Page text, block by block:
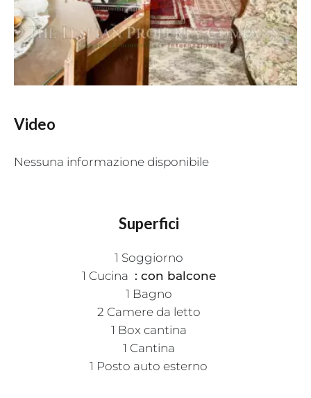
Video
Nessuna informazione disponibile
Superfici
1 Soggiorno
1 Cucina
con balcone
1 Bagno
2 Camere da letto
1 Box cantina
1 Cantina
1 Posto auto esterno